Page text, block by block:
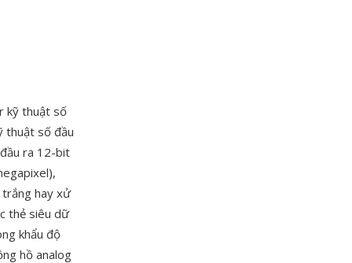
kỹ thuật số
thuật số đầu
ra 12-bit
trắng hay xử
thẻ siêu dữ
khẩu độ
hồ analog